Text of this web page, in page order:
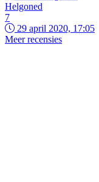
Helgoned
7
29 april 2020, 17:05
Meer recensies